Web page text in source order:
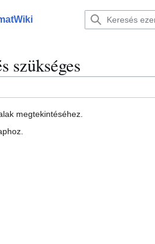
szükséges
megtekintéséhez.